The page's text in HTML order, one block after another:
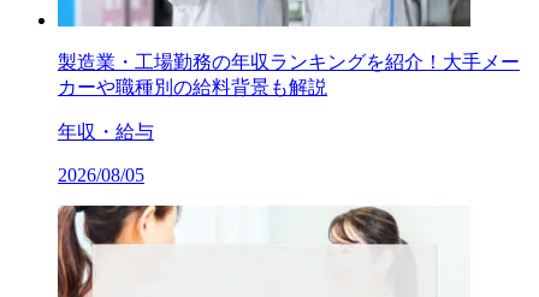
製造業・工場勤務の年収ランキングを紹介！大手メー
カーや職種別の給料背景も解説
年収・給与
2026/08/05